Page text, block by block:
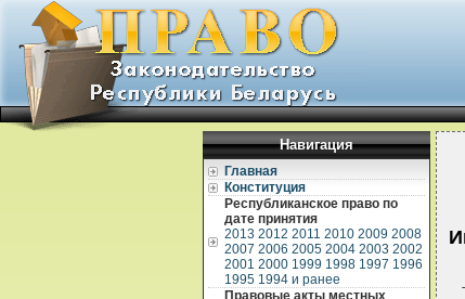
Навигация
Главная
Конституция
Республиканское право по
дате принятия
2013 2012 2011 2010 2009 2008
2007 2006 2005 2004 2003 2002
2001 2000 1999 1998 1997 1996
1995 1994 и ранее
Правовые акты местных